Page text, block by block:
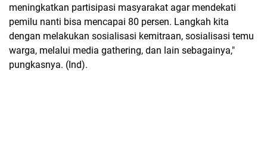
meningkatkan partisipasi masyarakat agar mendekati
pemilu nanti bisa mencapai 80 persen. Langkah kita
dengan melakukan sosialisasi kemitraan, sosialisasi temu
warga, melalui media gathering, dan lain sebagainya,"
pungkasnya. (Ind).